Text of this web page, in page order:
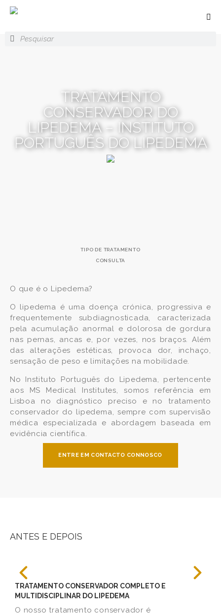
TRATAMENTO
CONSERVADOR DO
LIPEDEMA – INSTITUTO
PORTUGUÊS DO LIPEDEMA
TIPO DE TRATAMENTO
CONSULTA
O que é o Lipedema?
O lipedema é uma doença crónica, progressiva e
frequentemente subdiagnosticada, caracterizada
pela acumulação anormal e dolorosa de gordura
nas pernas, ancas e, por vezes, nos braços. Além
das alterações estéticas, provoca dor, inchaço,
sensação de peso e limitações na mobilidade.
No Instituto Português do Lipedema, pertencente
aos MS Medical Institutes, somos referência em
Lisboa no diagnóstico preciso e no tratamento
conservador do lipedema, sempre com supervisão
médica especializada e abordagem baseada em
evidência científica.
ENTRE EM CONTACTO CONNOSCO
ANTES E DEPOIS
TRATAMENTO CONSERVADOR COMPLETO E
MULTIDISCIPLINAR DO LIPEDEMA
O nosso tratamento conservador é